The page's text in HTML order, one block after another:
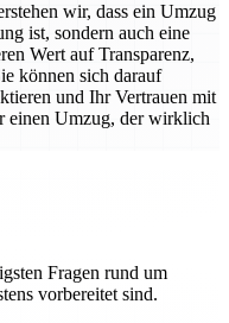
wir, dass ein Umzug
ist, sondern auch eine
Wert auf Transparenz,
können sich darauf
und Ihr Vertrauen mit
einen Umzug, der wirklich
Fragen rund um
vorbereitet sind.